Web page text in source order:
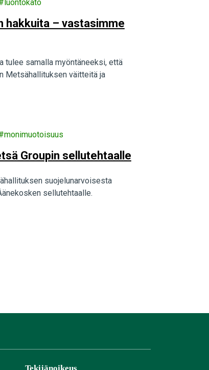
luontokato
hakkuita – vastasimme
tulee samalla myöntäneeksi, että
Metsähallituksen väitteitä ja
monimuotoisuus
Groupin sellutehtaalle
suojelunarvoisesta
sellutehtaalle.